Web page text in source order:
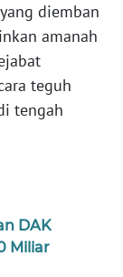
diemban
amanah
teguh
tengah
DAK
Miliar